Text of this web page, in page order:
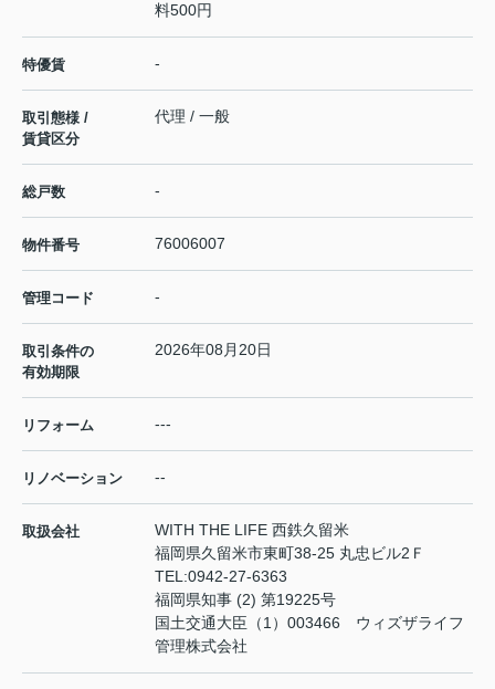
料500円
特優賃 -
取引態様 /
賃貸区分
代理 / 一般
総戸数 -
物件番号 76006007
管理コード -
取引条件の
有効期限
2026年08月20日
リフォーム ---
リノベーション --
取扱会社
WITH THE LIFE 西鉄久留米
福岡県久留米市東町38-25 丸忠ビル2Ｆ
TEL:0942-27-6363
福岡県知事 (2) 第19225号
国土交通大臣（1）003466 ウィズザライフ
管理株式会社